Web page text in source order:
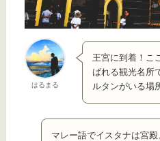
はるまる
王宮に到着！こ
ばれる観光名所
ルタンがいる場
マレー語でイスタナは宮殿